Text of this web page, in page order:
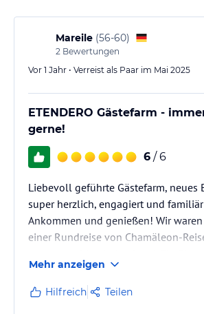
Mareile (56-60)
2 Bewertungen
Vor 1 Jahr • Verreist als Paar im Mai 2025
ETENDERO Gästefarm -
gerne!
6 / 6
Liebevoll geführte Gästefarm, neues
super herzlich, engagiert und
Ankommen und genießen! Wir
einer Rundreise von Chamäleon-
runterkommen und ankommen! Das
übrigens auch
super lecker! Nadine und Bernd sind
Mehr anzeigen
Hilfreich Teilen